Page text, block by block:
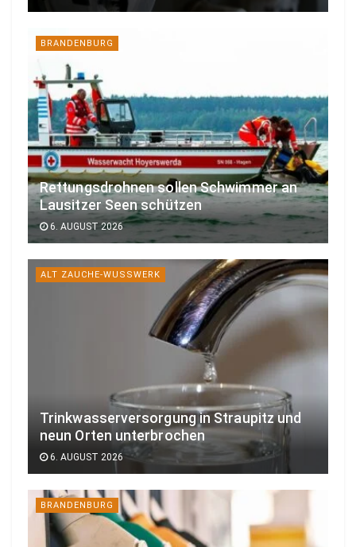
BRANDENBURG
Rettungsdrohnen sollen Schwimmer an
Lausitzer Seen schützen
6. AUGUST 2026
ALT ZAUCHE-WUSSWERK
Trinkwasserversorgung in Straupitz und
neun Orten unterbrochen
6. AUGUST 2026
BRANDENBURG